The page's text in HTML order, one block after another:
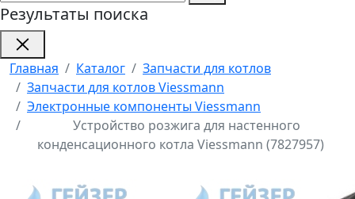
Результаты поиска
Главная Каталог
Запчасти для котлов
Запчасти для котлов Viessmann
Электронные компоненты Viessmann
Устройство розжига для настенного
конденсационного котла Viessmann (7827957)